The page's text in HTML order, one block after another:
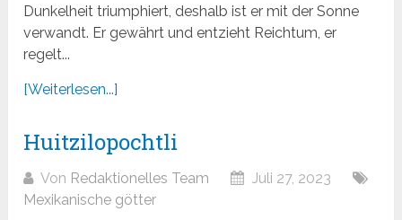
Dunkelheit triumphiert, deshalb ist er mit der Sonne
verwandt. Er gewährt und entzieht Reichtum, er
regelt...
[Weiterlesen...]
Huitzilopochtli
Von Redaktionelles Team
Juli 27, 2023
Mexikanische götter